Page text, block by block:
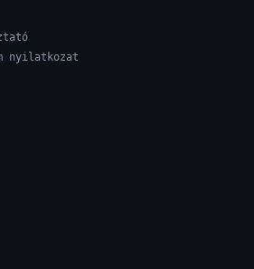
nyilatkozat